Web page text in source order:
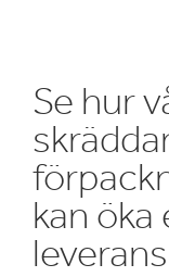
Se hur
kan